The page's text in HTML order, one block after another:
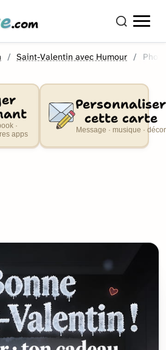
.com
Saint-Valentin avec Humour
·
apps
Personnaliser
cette carte
Message · musique · décor